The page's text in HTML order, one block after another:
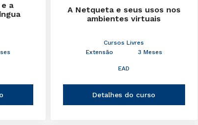
a
A Netqueta e seus usos nos
ambientes virtuais
Cursos Livres
Extensão
3 Meses
EAD
Detalhes do curso